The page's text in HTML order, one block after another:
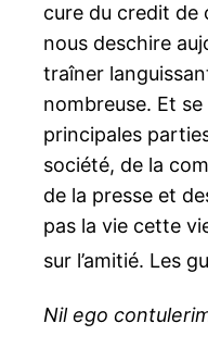
cure du credit de
nous deschire
traîner
nombreuse. Et
principales
société, de la
de la presse et
pas la vie cette
sur l’amitié. Les
Nil ego